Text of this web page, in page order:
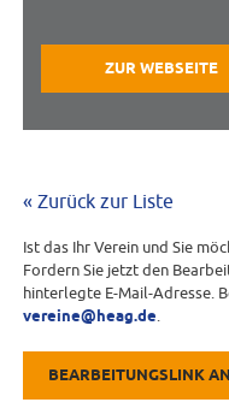
ZUR WEBSEITE
« Zurück zur Liste
Ist das Ihr Verein und Sie
Fordern Sie jetzt den
hinterlegte E-Mail-Adresse.
vereine@heag.de.
BEARBEITUNGSLINK